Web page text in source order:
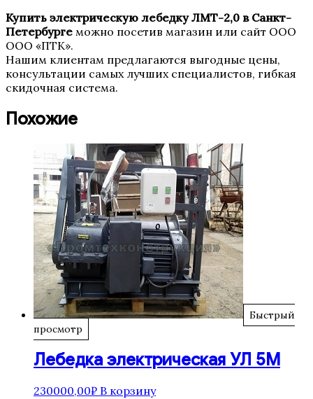
Купить электрическую лебедку ЛМТ-2,0 в Санкт-
Петербурге можно посетив магазин или сайт ООО
ООО «ПТК».
Нашим клиентам предлагаются выгодные цены,
консультации самых лучших специалистов, гибкая
скидочная система.
Похожие
Быстрый
просмотр
Лебедка электрическая УЛ 5М
230000,00₽ В корзину